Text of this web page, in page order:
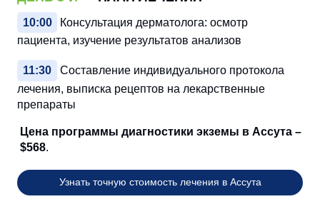
10:00
Консультация дерматолога: осмотр
пациента, изучение результатов анализов
11:30
Составление индивидуального протокола
лечения, выписка рецептов на лекарственные
препараты
Цена программы диагностики экземы в Ассута –
$568.
Узнать точную стоимость лечения в Ассута